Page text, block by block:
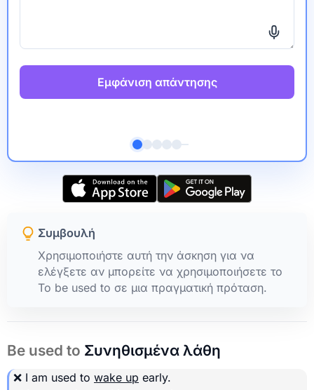
Εμφάνιση απάντησης
Συμβουλή
Χρησιμοποιήστε αυτή την άσκηση για να
ελέγξετε αν μπορείτε να χρησιμοποιήσετε το
To be used to σε μια πραγματική πρόταση.
Be used to Συνηθισμένα λάθη
❌ I am used to wake up early.